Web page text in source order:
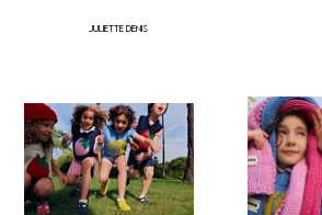
JULIETTE DENIS